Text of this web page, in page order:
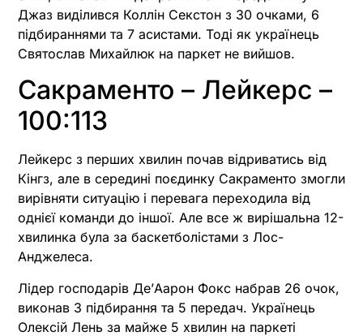
Джаз виділився Коллін Секстон з 30 очками, 6
підбираннями та 7 асистами. Тоді як українець
Святослав Михайлюк на паркет не вийшов.
Сакраменто – Лейкерс –
100:113
Лейкерс з перших хвилин почав відриватись від
Кінгз, але в середині поєдинку Сакраменто змогли
вирівняти ситуацію і перевага переходила від
однієї команди до іншої. Але все ж вирішальна 12-
хвилинка була за баскетболістами з Лос-
Анджелеса.
Лідер господарів Де’Аарон Фокс набрав 26 очок,
виконав 3 підбирання та 5 передач. Українець
Олексій Лень за майже 5 хвилин на паркеті